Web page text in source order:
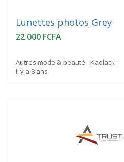
Lunettes photos Grey
22 000 FCFA
Autres mode & beauté - Kaolack
il y a 8 ans